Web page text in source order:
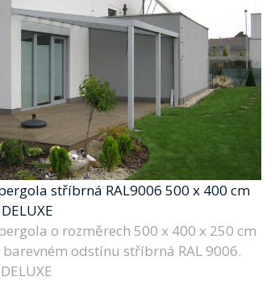
stříbrná RAL9006 500 x 400 cm
o rozměrech 500 x 400 x 250 cm
barevném odstínu stříbrná RAL 9006.